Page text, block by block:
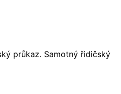
průkaz. Samotný řidičský